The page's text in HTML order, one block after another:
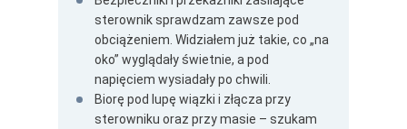
sterownik sprawdzam zawsze pod
obciążeniem. Widziałem już takie, co „na
oko” wyglądały świetnie, a pod
napięciem wysiadały po chwili.
Biorę pod lupę wiązki i złącza przy
sterowniku oraz przy masie – szukam